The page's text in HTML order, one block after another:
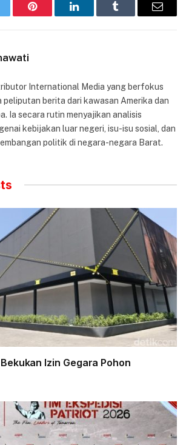
Pinterest LinkedInTumblr Email
International Media yang berfokus
peliputan berita dari kawasan Amerika dan
Ia secara rutin menyajikan analisis
kebijakan luar negeri, isu-isu sosial, dan
politik di negara-negara Barat.
Izin Gegara Pohon